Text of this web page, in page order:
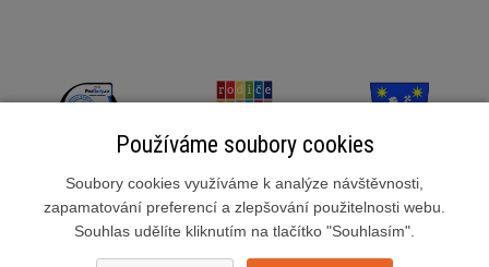
Používáme soubory cookies
Soubory cookies využíváme k analýze návštěvnosti,
zapamatování preferencí a zlepšování použitelnosti webu.
Souhlas udělíte kliknutím na tlačítko "Souhlasím".